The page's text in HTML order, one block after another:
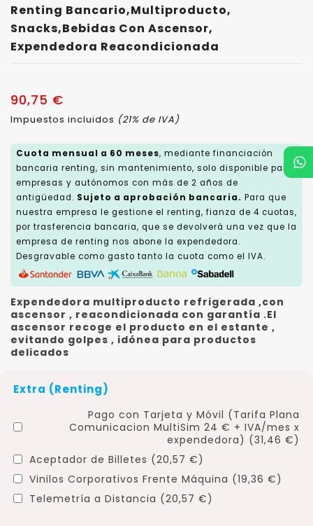
Renting Bancario,Multiproducto,
Snacks,bebidas Con Ascensor,
Expendedora Reacondicionada
90,75 €
Impuestos incluidos (21% de IVA)
Cuota mensual a 60 meses, mediante financiación
bancaria renting, sin mantenimiento, solo disponible para
empresas y autónomos con más de 2 años de
antigüedad. Sujeto a aprobación bancaria. Para que
nuestra empresa le gestione el renting, fianza de 4 cuotas,
por trasferencia bancaria, que se devolverá una vez que la
empresa de renting nos abone la expendedora.
Desgravable como gasto tanto la cuota como el IVA.
Expendedora multiproducto refrigerada ,con
ascensor , reacondicionada con garantía .El
ascensor recoge el producto en el estante ,
evitando golpes , idónea para productos
delicados
Extra (Renting)
Pago con Tarjeta y Móvil (Tarifa Plana
Comunicacion MultiSim 24 € + IVA/mes x
expendedora) (31,46 €)
Aceptador de Billetes (20,57 €)
Vinilos Corporativos Frente Máquina (19,36 €)
Telemetría a Distancia (20,57 €)